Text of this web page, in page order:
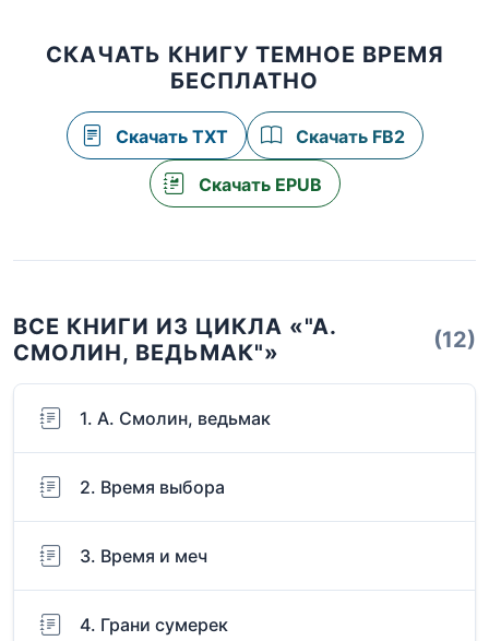
СКАЧАТЬ КНИГУ ТЕМНОЕ ВРЕМЯ
БЕСПЛАТНО
Скачать TXT Скачать FB2
Скачать EPUB
ВСЕ КНИГИ ИЗ ЦИКЛА «"А.
СМОЛИН, ВЕДЬМАК"»
(12)
1. А. Смолин, ведьмак
2. Время выбора
3. Время и меч
4. Грани сумерек